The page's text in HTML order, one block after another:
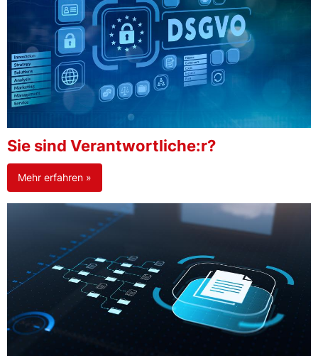
Sie sind Verantwortliche:r?
Mehr erfahren »